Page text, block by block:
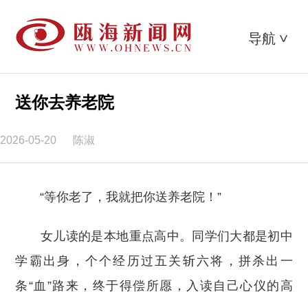
导航 >
送你去养老院
2026-05-20 陈淑
“等你老了，我就把你送养老院！”
女儿读的是本地重点高中。同学们大都是初中
学霸出身，个个经历过五关斩六将，拼杀出一
条“血”路来，终于得偿所愿，入读自己心仪的高